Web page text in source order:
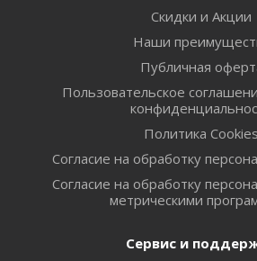
Скидки и Акции
Наши
Публичная
Пользовательское
Политика Cookies
Согласие на обработку
Согласие на обработку
метрическими
Сервис и